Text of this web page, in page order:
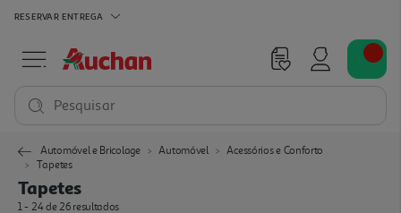
RESERVAR ENTREGA
Pesquisar
Automóvel e Bricolage Automóvel
Acessórios e Conforto
Tapetes
Tapetes
1 - 24 de 26 resultados